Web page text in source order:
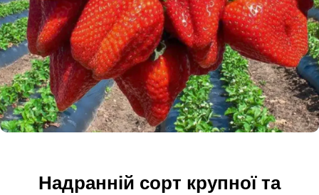
Надранній сорт крупної та